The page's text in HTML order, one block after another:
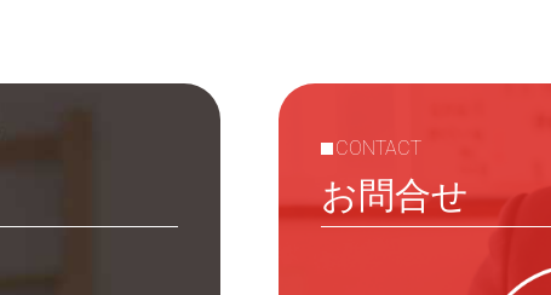
CONTACT
お問合せ